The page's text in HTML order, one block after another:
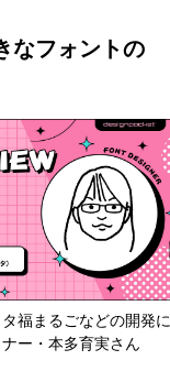
なフォントの
福まるごなどの開発に
ー・本多育実さん